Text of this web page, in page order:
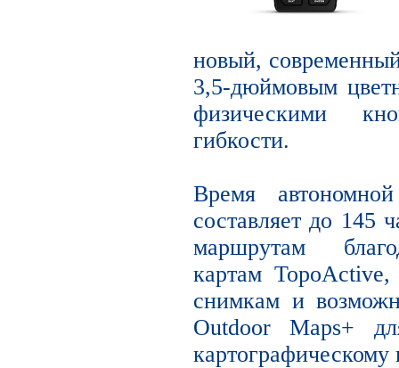
новый,
3,5-дюймовым
физическими
гибкости.
Время
составляет до 145
маршрутам
картам
снимкам и
Outdoor Maps+